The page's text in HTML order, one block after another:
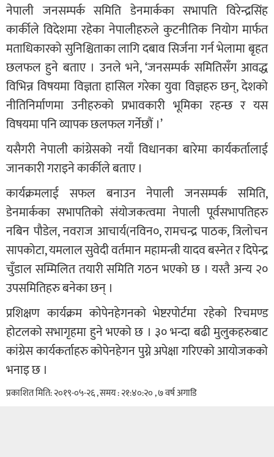
नेपाली जनसम्पर्क समिति डेनमार्कका सभापति विरेन्द्रसिंह
कार्कीले विदेशमा रहेका नेपालीहरुले कुटनीतिक नियोग मार्फत
मताधिकारको सुनिश्चिताका लागि दबाव सिर्जना गर्न भेलामा बृहत
छलफल हुने बताए । उनले भने, ‘जनसम्पर्क समितिसँग आवद्ध
विभिन्न विषयमा विज्ञता हासिल गरेका युवा विज्ञहरु छन्, देशको
नीतिनिर्माणमा उनीहरुको प्रभावकारी भूमिका रहन्छ र यस
विषयमा पनि व्यापक छलफल गर्नेछौं ।’
यसैगरी नेपाली कांग्रेसको नयाँ विधानका बारेमा कार्यकर्तालाई
जानकारी गराइने कार्कीले बताए ।
कार्यक्रमलाई सफल बनाउन नेपाली जनसम्पर्क समिति,
डेनमार्कका सभापतिको संयोजकत्वमा नेपाली पूर्वसभापतिहरु
नबिन पौडेल, नवराज आचार्य(नविन०, रामचन्द्र पाठक, त्रिलोचन
सापकोटा, यमलाल सुवेदी वर्तमान महामन्त्री यादव बस्नेत र दिपेन्द्र
चुँडाल सम्मिलित तयारी समिति गठन भएको छ । यस्तै अन्य २०
उपसमितिहरु बनेका छन् ।
प्रशिक्षण कार्यक्रम कोपेनहेगनको भेष्टरपोर्टमा रहेको रिचमण्ड
होटलको सभागृहमा हुने भएको छ । ३० भन्दा बढी मुलुकहरुबाट
कांग्रेस कार्यकर्ताहरु कोपेनहेगन पुग्ने अपेक्षा गरिएको आयोजकको
भनाइ छ ।
प्रकाशित मिति: २०१९-०५-२६ , समय : २१:४०:२० , ७ वर्ष अगाडि